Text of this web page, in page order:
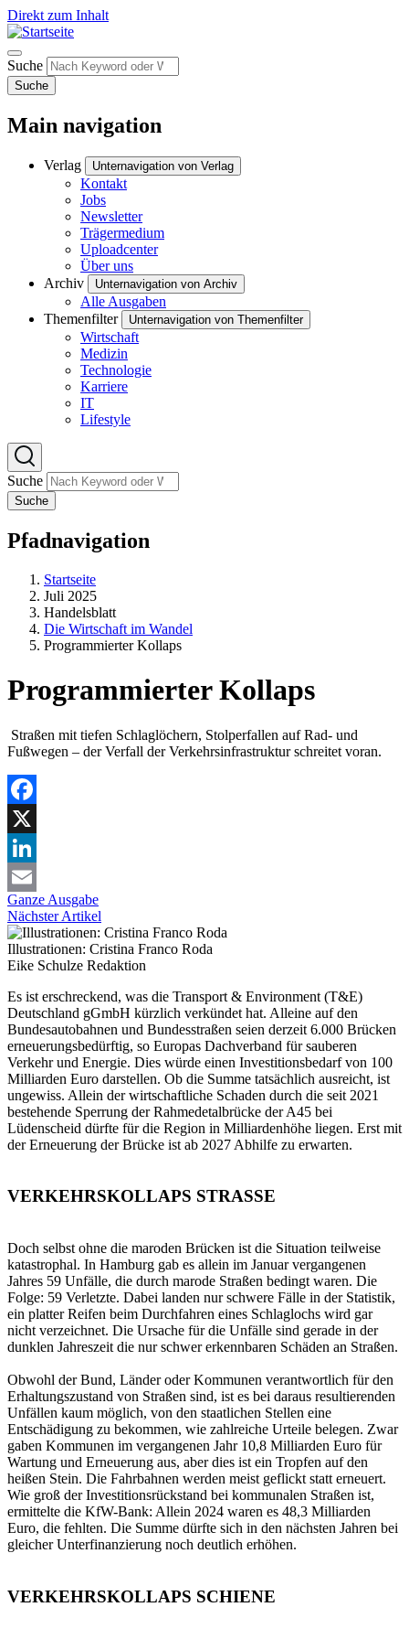
Direkt zum Inhalt
Suche
Suche
Main navigation
Verlag Unternavigation von Verlag
Kontakt
Jobs
Newsletter
Trägermedium
Uploadcenter
Über uns
Archiv
Unternavigation von Archiv
Alle Ausgaben
Themenfilter
Unternavigation von Themenfilter
Wirtschaft
Medizin
Technologie
Karriere
IT
Lifestyle
Suche
Suche
Pfadnavigation
Startseite
Juli 2025
Handelsblatt
Die Wirtschaft im Wandel
Programmierter Kollaps
Programmierter Kollaps
Straßen mit tiefen Schlaglöchern, Stolperfallen auf Rad- und
Fußwegen – der Verfall der Verkehrsinfrastruktur schreitet voran.
Facebook
X
LinkedIn
Email
Ganze Ausgabe
Nächster Artikel
Illustrationen: Cristina Franco Roda
Eike Schulze Redaktion
Es ist erschreckend, was die Transport & Environment (T&E)
Deutschland gGmbH kürzlich verkündet hat. Alleine auf den
Bundesautobahnen und Bundesstraßen seien derzeit 6.000 Brücken
erneuerungsbedürftig, so Europas Dachverband für sauberen
Verkehr und Energie. Dies würde einen Investitionsbedarf von 100
Milliarden Euro darstellen. Ob die Summe tatsächlich ausreicht, ist
ungewiss. Allein der wirtschaftliche Schaden durch die seit 2021
bestehende Sperrung der Rahmedetalbrücke der A45 bei
Lüdenscheid dürfte für die Region in Milliardenhöhe liegen. Erst mit
der Erneuerung der Brücke ist ab 2027 Abhilfe zu erwarten.
VERKEHRSKOLLAPS STRASSE
Doch selbst ohne die maroden Brücken ist die Situation teilweise
katastrophal. In Hamburg gab es allein im Januar vergangenen
Jahres 59 Unfälle, die durch marode Straßen bedingt waren. Die
Folge: 59 Verletzte. Dabei landen nur schwere Fälle in der Statistik,
ein platter Reifen beim Durchfahren eines Schlaglochs wird gar
nicht verzeichnet. Die Ursache für die Unfälle sind gerade in der
dunklen Jahreszeit die nur schwer erkennbaren Schäden an Straßen.
Obwohl der Bund, Länder oder Kommunen verantwortlich für den
Erhaltungszustand von Straßen sind, ist es bei daraus resultierenden
Unfällen kaum möglich, von den staatlichen Stellen eine
Entschädigung zu bekommen, wie zahlreiche Urteile belegen. Zwar
gaben Kommunen im vergangenen Jahr 10,8 Milliarden Euro für
Wartung und Erneuerung aus, aber dies ist ein Tropfen auf den
heißen Stein. Die Fahrbahnen werden meist geflickt statt erneuert.
Wie groß der Investitionsrückstand bei kommunalen Straßen ist,
ermittelte die KfW-Bank: Allein 2024 waren es 48,3 Milliarden
Euro, die fehlten. Die Summe dürfte sich in den nächsten Jahren bei
gleicher Unterfinanzierung noch deutlich erhöhen.
VERKEHRSKOLLAPS SCHIENE